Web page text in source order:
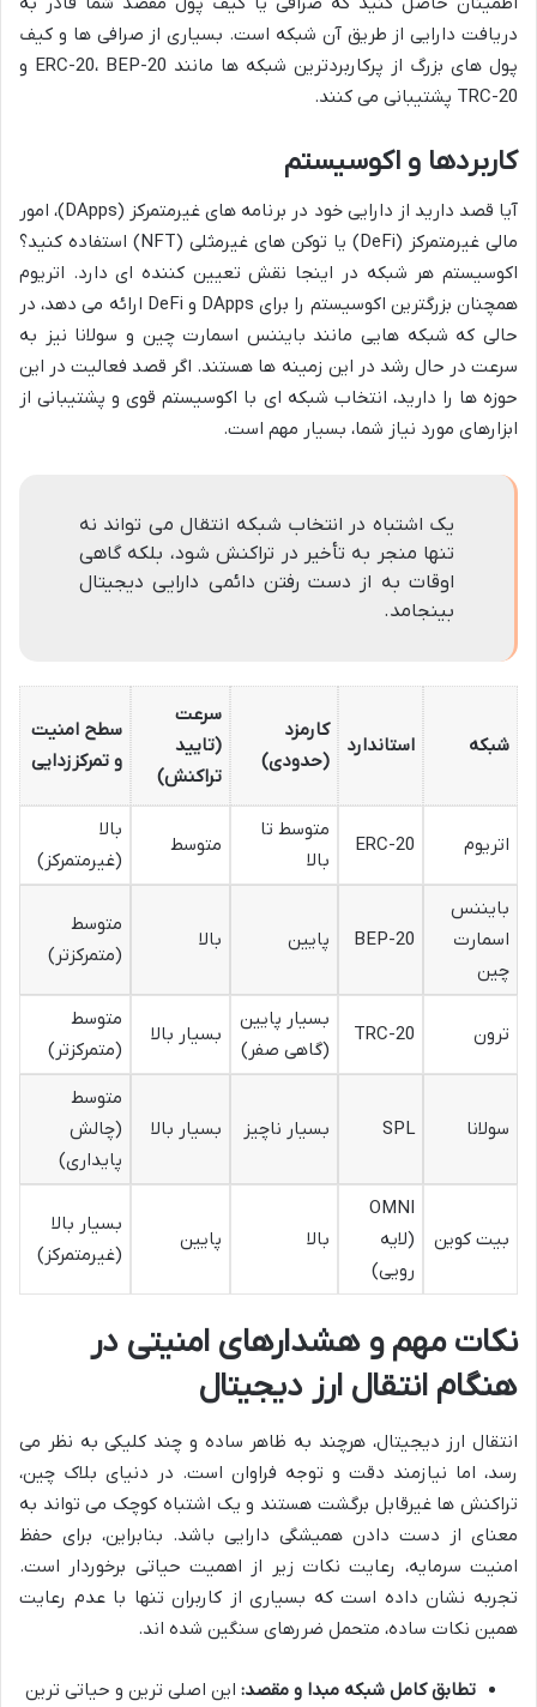
دریافت دارایی از طریق آن شبکه است. بسیاری از صرافی ها و کیف
پول های بزرگ از پرکاربردترین شبکه ها مانند ERC-20، BEP-20 و
TRC-20 پشتیبانی می کنند.
کاربردها و اکوسیستم
آیا قصد دارید از دارایی خود در برنامه های غیرمتمرکز (DApps)، امور
مالی غیرمتمرکز (DeFi) یا توکن های غیرمثلی (NFT) استفاده کنید؟
اکوسیستم هر شبکه در اینجا نقش تعیین کننده ای دارد. اتریوم
همچنان بزرگترین اکوسیستم را برای DApps و DeFi ارائه می دهد، در
حالی که شبکه هایی مانند بایننس اسمارت چین و سولانا نیز به
سرعت در حال رشد در این زمینه ها هستند. اگر قصد فعالیت در این
حوزه ها را دارید، انتخاب شبکه ای با اکوسیستم قوی و پشتیبانی از
ابزارهای مورد نیاز شما، بسیار مهم است.
یک اشتباه در انتخاب شبکه انتقال می تواند نه
تنها منجر به تأخیر در تراکنش شود، بلکه گاهی
اوقات به از دست رفتن دائمی دارایی دیجیتال
بینجامد.
شبکه استاندارد
کارمزد
(حدودی)
سرعت
(تایید
تراکنش)
سطح امنیت
و تمرکززدایی
اتریوم ERC-20
متوسط تا
بالا
متوسط
بالا
(غیرمتمرکز)
بایننس
اسمارت
چین
BEP-20 پایین بالا
متوسط
(متمرکزتر)
ترون TRC-20
بسیار پایین
(گاهی صفر)
بسیار بالا
متوسط
(متمرکزتر)
سولانا SPL بسیار ناچیز بسیار بالا
متوسط
(چالش
پایداری)
بیت کوین
OMNI
(لایه
رویی)
بالا پایین
بسیار بالا
(غیرمتمرکز)
نکات مهم و هشدارهای امنیتی در
هنگام انتقال ارز دیجیتال
انتقال ارز دیجیتال، هرچند به ظاهر ساده و چند کلیکی به نظر می
رسد، اما نیازمند دقت و توجه فراوان است. در دنیای بلاک چین،
تراکنش ها غیرقابل برگشت هستند و یک اشتباه کوچک می تواند به
معنای از دست دادن همیشگی دارایی باشد. بنابراین، برای حفظ
امنیت سرمایه، رعایت نکات زیر از اهمیت حیاتی برخوردار است.
تجربه نشان داده است که بسیاری از کاربران تنها با عدم رعایت
همین نکات ساده، متحمل ضررهای سنگین شده اند.
تطابق کامل شبکه مبدا و مقصد: این اصلی ترین و حیاتی ترین